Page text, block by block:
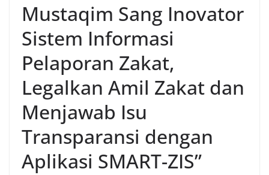
Mustaqim Sang Inovator
Sistem Informasi
Pelaporan Zakat,
Legalkan Amil Zakat dan
Menjawab Isu
Transparansi dengan
Aplikasi SMART-ZIS”